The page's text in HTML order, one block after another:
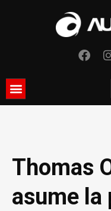
Thomas
asume la